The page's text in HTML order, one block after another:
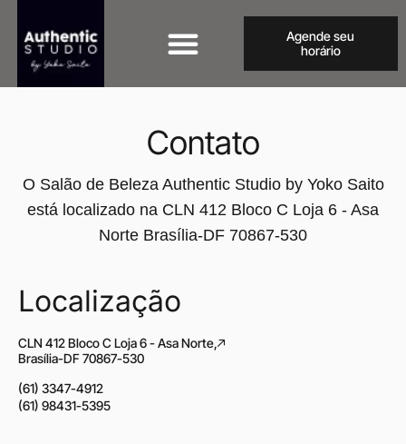
Agende seu
horário
Contato
O Salão de Beleza Authentic Studio by Yoko Saito
está localizado na CLN 412 Bloco C Loja 6 - Asa
Norte Brasília-DF 70867-530
Localização
CLN 412 Bloco C Loja 6 - Asa Norte,
Brasília-DF 70867-530
(61) 3347-4912
(61) 98431-5395